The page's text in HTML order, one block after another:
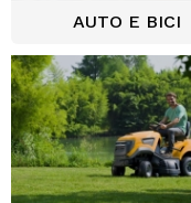
AUTO E BICI